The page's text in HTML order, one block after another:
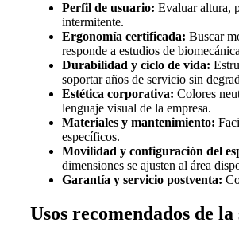
Perfil de usuario: Evaluar altura,
intermitente.
Ergonomía certificada: Buscar
responde a estudios de
Durabilidad y ciclo de vida:
soportar años de servicio sin
Estética corporativa: Colores
lenguaje visual de la empresa.
Materiales y mantenimiento:
específicos.
Movilidad y configuración del
dimensiones se ajusten al área
Garantía y servicio postventa:
Usos recomendados de